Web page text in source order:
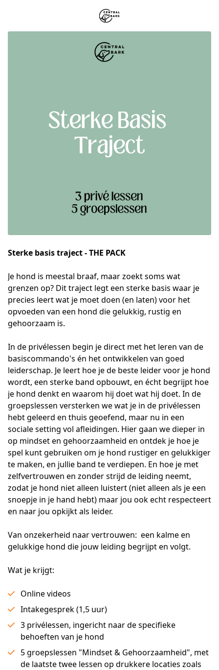
Sterke basis traject - THE PACK
Je hond is meestal braaf, maar zoekt soms wat
grenzen op? Dit traject legt een sterke basis waar je
precies leert wat je moet doen (en laten) voor het
opvoeden van een hond die gelukkig, rustig en
gehoorzaam is.
In de privélessen begin je direct met het leren van de
basiscommando's én het ontwikkelen van goed
leiderschap. Je leert hoe je de beste leider voor je hond
wordt, een sterke band opbouwt, en écht begrijpt hoe
je hond denkt en waarom hij doet wat hij doet. In de
groepslessen versterken we wat je in de privélessen
hebt geleerd en thuis geoefend, maar nu in een
sociale setting vol afleidingen. Hier gaan we dieper in
op mindset en gehoorzaamheid en ontdek je hoe je
spel kunt gebruiken om je hond rustiger en gelukkiger
te maken, en jullie band te verdiepen. En hoe je met
zelfvertrouwen en zonder strijd de leiding neemt,
zodat je hond niet alleen luistert (niet alleen als je een
snoepje in je hand hebt) maar jou ook echt respecteert
en naar jou opkijkt als leider.
Van onzekerheid naar vertrouwen:  een kalme en
gelukkige hond die jouw leiding begrijpt en volgt.
Wat je krijgt:
Online videos
Intakegesprek (1,5 uur)
3 privélessen, ingericht naar de specifieke
behoeften van je hond
5 groepslessen "Mindset & Gehoorzaamheid", met
de laatste twee lessen op drukkere locaties zoals